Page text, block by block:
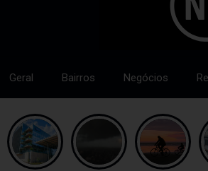
Geral Bairros Negócios